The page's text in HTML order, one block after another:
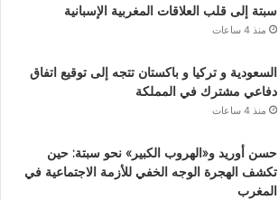
سبتة إلى قلب العلاقات المغربية الإسبانية
منذ 4 ساعات
السعودية و تركيا و باكستان تتجه إلى توقيع اتفاق
دفاعي مشترك في المملكة
منذ 4 ساعات
حسن أوريد و«الهروب الكبير» نحو سبتة: حين
تكشف الهجرة الوجه الخفي للأزمة الاجتماعية في
المغرب